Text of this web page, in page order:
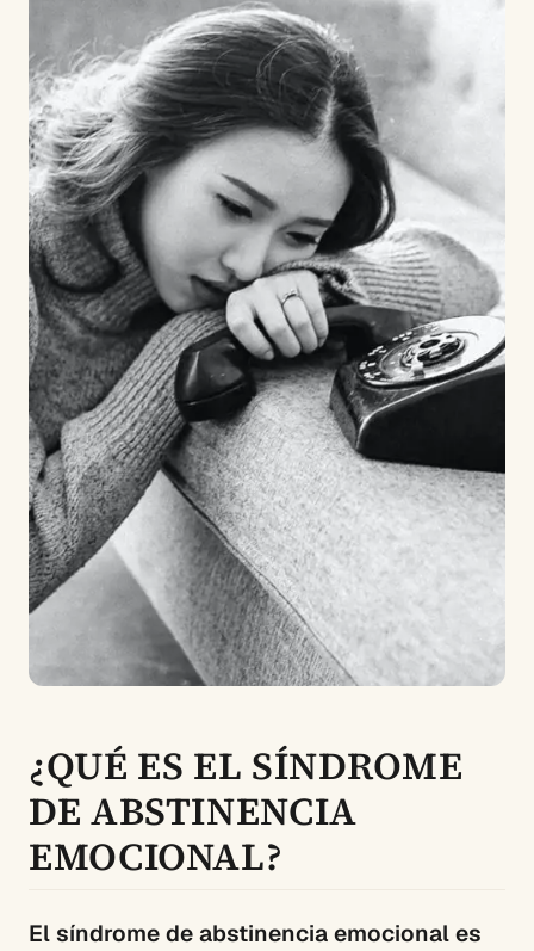
¿QUÉ ES EL SÍNDROME
DE ABSTINENCIA
EMOCIONAL?
El síndrome de abstinencia emocional es